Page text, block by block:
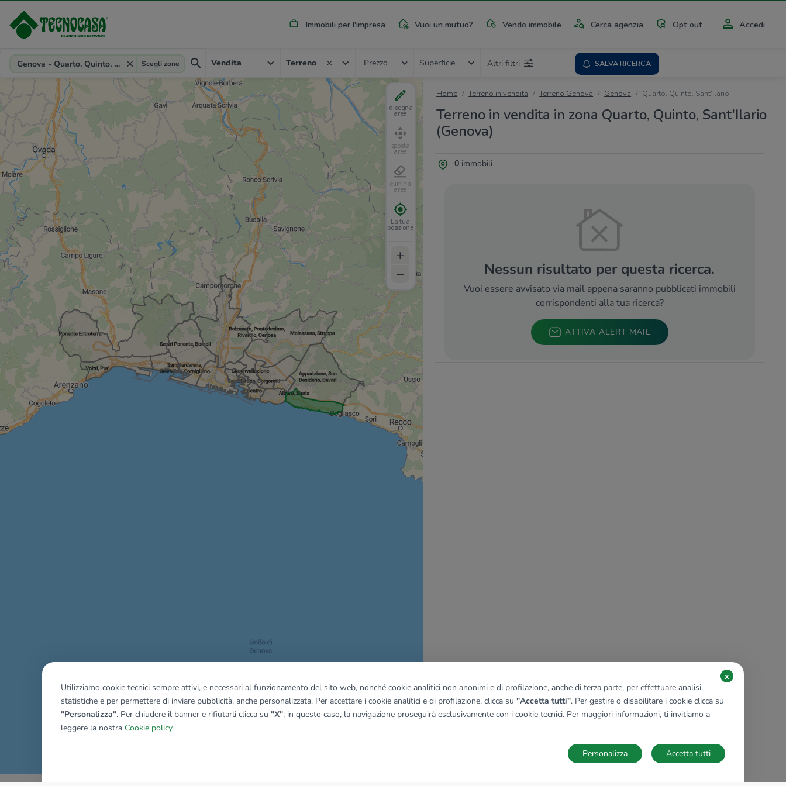
Immobili per l'impresa Vuoi un mutuo? Vendo immobile Cerca agenzia Opt out Accedi
Provincia, comune, zona, riferimento
Genova - Quarto, Quinto, Sant'Ilario Scegli zone Vendita Terreno Prezzo Superficie Altri filtri SALVA RICERCA
Home Terreno in vendita Terreno Genova Genova Quarto, Quinto, Sant'Ilario
Terreno in vendita in zona Quarto, Quinto, Sant'Ilario
(Genova)
0immobili
Nessun risultato per questa ricerca.
Vuoi essere avvisato via mail appena saranno pubblicati immobili
corrispondenti alla tua ricerca?
ATTIVA ALERT MAIL
disegna
area
sposta
area
elimina
area
La tua
posizione
+
–
Mostra tutti gli immobili del riquadro
Utilizziamo cookie tecnici sempre attivi, e necessari al funzionamento del sito web, nonché cookie analitici non anonimi e di profilazione, anche di terza parte, per effettuare analisi
statistiche e per permettere di inviare pubblicità, anche personalizzata. Per accettare i cookie analitici e di profilazione, clicca su "Accetta tutti". Per gestire o disabilitare i cookie clicca su
"Personalizza". Per chiudere il banner e rifiutarli clicca su "X"; in questo caso, la navigazione proseguirà esclusivamente con i cookie tecnici. Per maggiori informazioni, ti invitiamo a
leggere la nostra Cookie policy.
x
Accetta tutti
Personalizza